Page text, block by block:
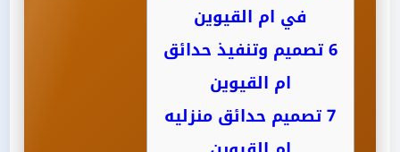
في ام القيوين
6تصميم وتنفيذ حدائق
ام القيوين
7تصميم حدائق منزليه